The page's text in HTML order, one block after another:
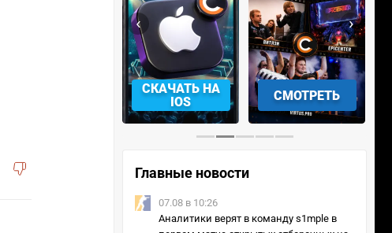
СМОТРЕТЬ УЧАСТВОВАТЬ
‹ ›
Главные новости
07.08 в 10:26
Аналитики верят в команду s1mple в